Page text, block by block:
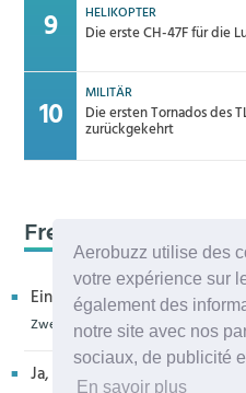
Aerobuzz utilise des
votre expérience sur
également des
notre site avec nos
sociaux, de publicité
En savoir plus
HELIKOPTER
Die erste CH-47F für die
MILITÄR
Die ersten Tornados des
zurückgekehrt
Frequenz 123,45
Ein kritischer Leser bedankt
Zweiter H160M-Prototyp fliegt
Ja, sehr bedauerlich diese